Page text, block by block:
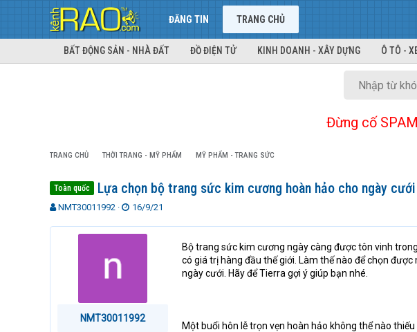
ĐĂNG TIN TRANG CHỦ
BẤT ĐỘNG SẢN - NHÀ ĐẤT ĐỒ ĐIỆN TỬ KINH DOANH - XÂY DỰNG Ô TÔ -
Đừng cố
TRANG CHỦ THỜI TRANG - MỸ PHẨM MỸ PHẨM - TRANG SỨC
Toàn quốc Lựa chọn bộ trang sức kim cương hoàn hảo cho ngày
T
NMT30011992
N
à
16/9/21
NMT30011992
Bộ trang sức kim cương ngày càng được tôn vinh
có giá trị hàng đầu thế giới. Làm thế nào để chọn
ngày cưới. Hãy để Tierra gợi ý giúp bạn nhé.
Một buổi hôn lễ trọn vẹn hoàn hảo không thể nào